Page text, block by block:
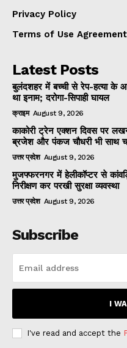
Privacy Policy
Terms of Use Agreement
Latest Posts
बुलंदशहर में बच्ची से रेप-हत्या के
था इनाम; दरोगा-सिपाही घायल
क्राइम August 9, 2026
काकोरी ट्रेन एक्शन दिवस पर
ब्रजेश और पंकज चौधरी भी साथ
उत्तर प्रदेश August 9, 2026
मुजफ्फरनगर में हेलीकॉप्टर से
निरीक्षण कर परखी सुरक्षा व्यवस्था
उत्तर प्रदेश August 9, 2026
Subscribe
I
I've read and accept the